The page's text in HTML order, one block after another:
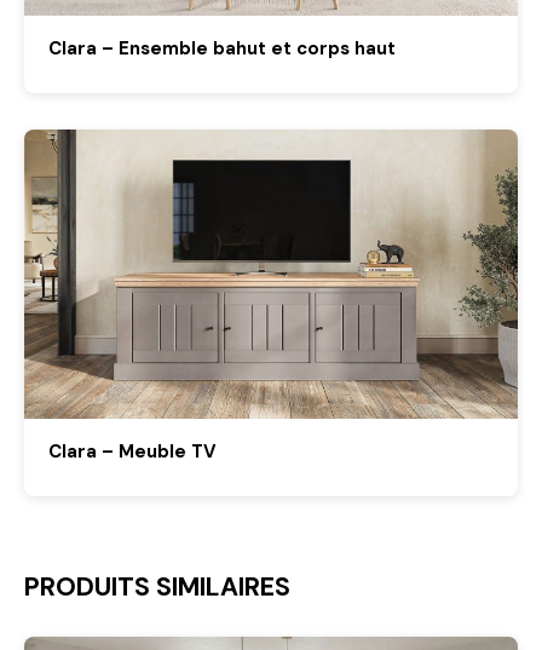
Clara – Ensemble bahut et corps haut
Clara – Meuble TV
PRODUITS SIMILAIRES